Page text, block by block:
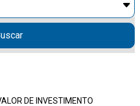
DE INVESTIMENTO